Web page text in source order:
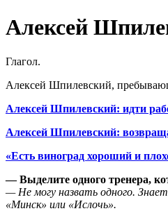
Алексей
Глагол.
Алексей Шпилевский,
Алексей Шпилевский: идти
Алексей Шпилевский:
«Есть виноград хороший и
— Выделите одного тренера,
— Не могу назвать одного.
«Минск» или «Ислочь».